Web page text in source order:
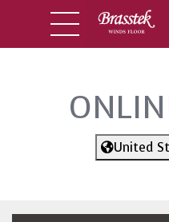
United